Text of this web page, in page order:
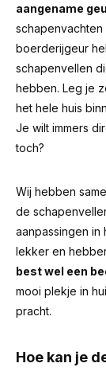
aangename
boerderijgeur
schapenvellen
hebben. Leg je
het hele huis
Je wilt immers
toch?
Wij hebben
de
aanpassingen
lekker en
best wel een
mooi plekje in
pracht.
Hoe kan je